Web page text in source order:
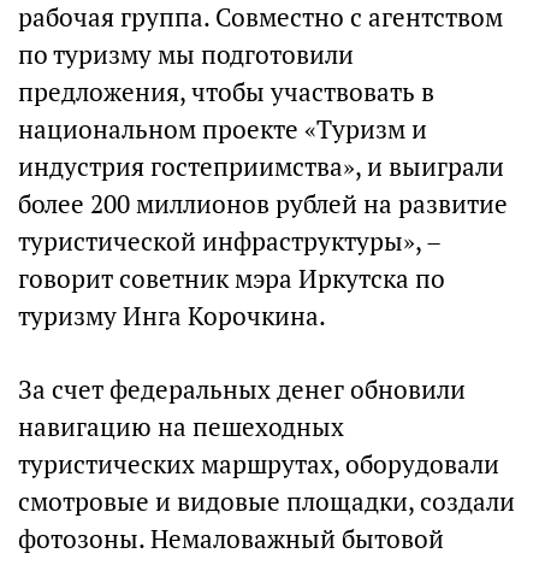
рабочая группа. Совместно с агентством
по туризму мы подготовили
предложения, чтобы участвовать в
национальном проекте «Туризм и
индустрия гостеприимства», и выиграли
более 200 миллионов рублей на развитие
туристической инфраструктуры», –
говорит советник мэра Иркутска по
туризму Инга Корочкина.
За счет федеральных денег обновили
навигацию на пешеходных
туристических маршрутах, оборудовали
смотровые и видовые площадки, создали
фотозоны. Немаловажный бытовой